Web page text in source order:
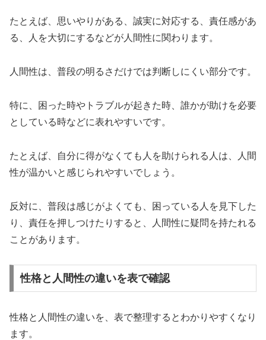
たとえば、思いやりがある、誠実に対応する、責任感があ
る、人を大切にするなどが人間性に関わります。
人間性は、普段の明るさだけでは判断しにくい部分です。
特に、困った時やトラブルが起きた時、誰かが助けを必要
としている時などに表れやすいです。
たとえば、自分に得がなくても人を助けられる人は、人間
性が温かいと感じられやすいでしょう。
反対に、普段は感じがよくても、困っている人を見下した
り、責任を押しつけたりすると、人間性に疑問を持たれる
ことがあります。
性格と人間性の違いを表で確認
性格と人間性の違いを、表で整理するとわかりやすくなり
ます。